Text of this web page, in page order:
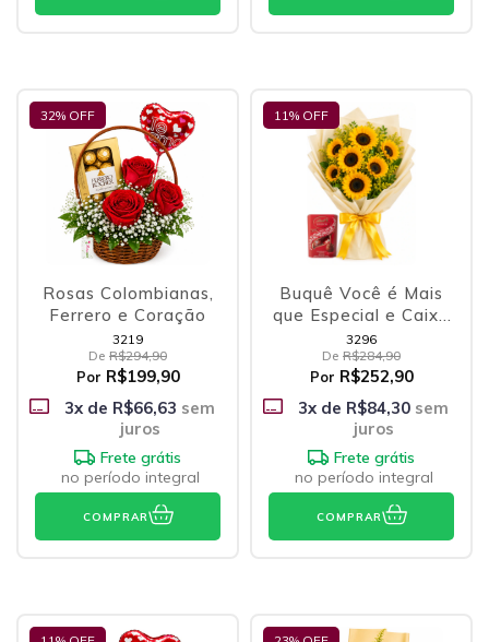
32% OFF
Rosas Colombianas,
Ferrero e Coração
3219
De R$294,90
Por R$199,90
3x de R$66,63 sem
juros
Frete grátis
no período integral
COMPRAR
11% OFF
Buquê Você é Mais
que Especial e Caixa
Lindt Lindor
3296
De R$284,90
Por R$252,90
3x de R$84,30 sem
juros
Frete grátis
no período integral
COMPRAR